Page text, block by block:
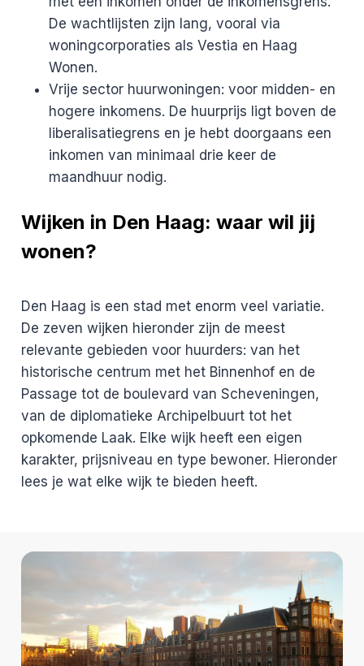
De wachtlijsten zijn lang, vooral via
woningcorporaties als Vestia en Haag
Wonen.
Vrije sector huurwoningen: voor midden- en
hogere inkomens. De huurprijs ligt boven de
liberalisatiegrens en je hebt doorgaans een
inkomen van minimaal drie keer de
maandhuur nodig.
Wijken in Den Haag: waar wil jij
wonen?
Den Haag is een stad met enorm veel variatie.
De zeven wijken hieronder zijn de meest
relevante gebieden voor huurders: van het
historische centrum met het Binnenhof en de
Passage tot de boulevard van Scheveningen,
van de diplomatieke Archipelbuurt tot het
opkomende Laak. Elke wijk heeft een eigen
karakter, prijsniveau en type bewoner. Hieronder
lees je wat elke wijk te bieden heeft.